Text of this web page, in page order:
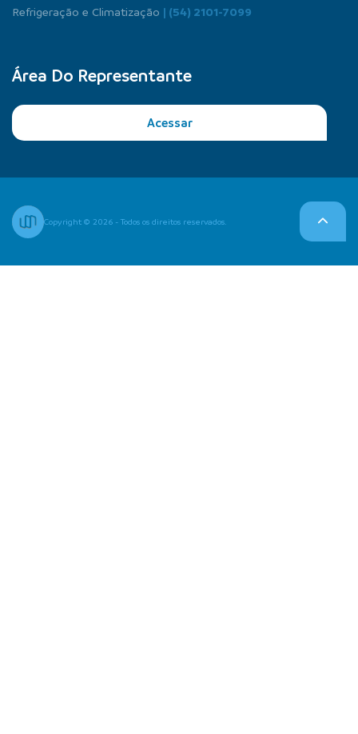
Refrigeração e Climatização | (54) 2101-7099
Área Do Representante
Acessar
Copyright © 2026 - Todos os direitos reservados.